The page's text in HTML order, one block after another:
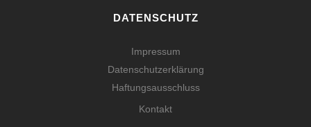
DATENSCHUTZ
Impressum
Datenschutzerklärung
Haftungsausschluss
Kontakt